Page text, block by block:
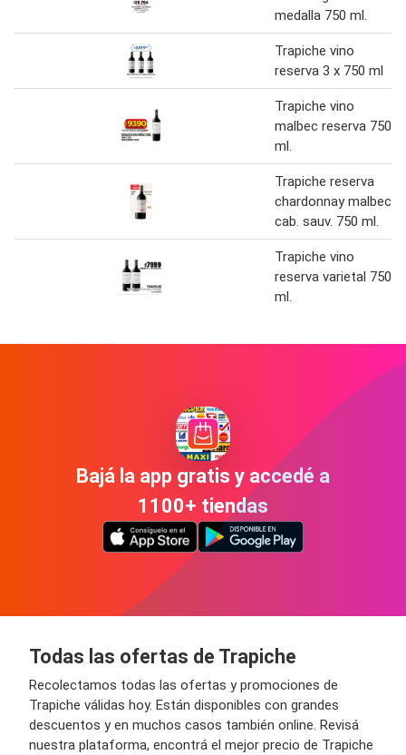
medalla 750 ml.
Trapiche vino
reserva 3 x 750 ml
Trapiche vino
malbec reserva 750
ml.
Trapiche reserva
chardonnay malbec
cab. sauv. 750 ml.
Trapiche vino
reserva varietal 750
ml.
Bajá la app gratis y accedé a
1100+ tiendas
Todas las ofertas de Trapiche
Recolectamos todas las ofertas y promociones de
Trapiche válidas hoy. Están disponibles con grandes
descuentos y en muchos casos también online. Revisá
nuestra plataforma, encontrá el mejor precio de Trapiche